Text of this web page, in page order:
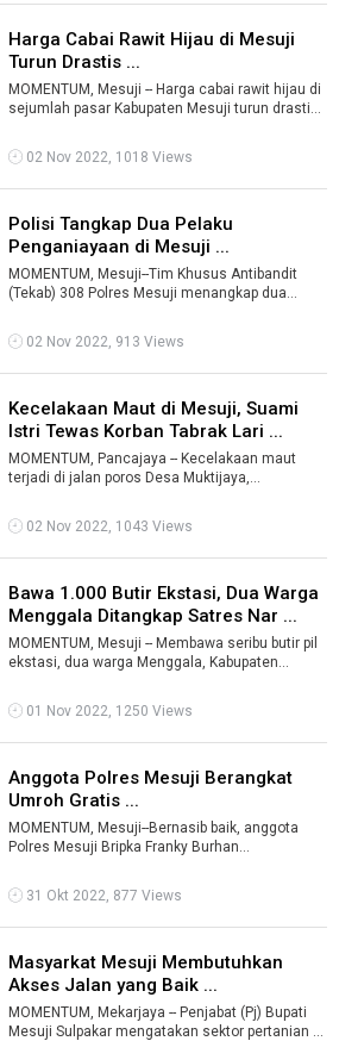
Harga Cabai Rawit Hijau di Mesuji
Turun Drastis ...
MOMENTUM, Mesuji -- Harga cabai rawit hijau di
sejumlah pasar Kabupaten Mesuji turun drastis.
02 Nov 2022, 1018 Views
Polisi Tangkap Dua Pelaku
Penganiayaan di Mesuji ...
MOMENTUM, Mesuji--Tim Khusus Antibandit
(Tekab) 308 Polres Mesuji menangkap dua
...
02 Nov 2022, 913 Views
Kecelakaan Maut di Mesuji, Suami
Istri Tewas Korban Tabrak Lari ...
MOMENTUM, Pancajaya -- Kecelakaan maut
terjadi di jalan poros Desa Muktijaya,
02 Nov 2022, 1043 Views
Bawa 1.000 Butir Ekstasi, Dua Warga
Menggala Ditangkap Satres Nar ...
MOMENTUM, Mesuji -- Membawa seribu butir pil
ekstasi, dua warga Menggala, Kabupaten
01 Nov 2022, 1250 Views
Anggota Polres Mesuji Berangkat
Umroh Gratis ...
MOMENTUM, Mesuji--Bernasib baik, anggota
Polres Mesuji Bripka Franky Burhan
melaksanak ...
31 Okt 2022, 877 Views
Masyarkat Mesuji Membutuhkan
Akses Jalan yang Baik ...
MOMENTUM, Mekarjaya -- Penjabat (Pj) Bupati
Mesuji Sulpakar mengatakan sektor pertanian di